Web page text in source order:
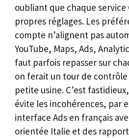
oubliant que chaque service
propres réglages. Les
compte n’alignent pas
YouTube, Maps, Ads,
faut parfois repasser sur
on ferait un tour de contrôle
petite usine. C’est
évite les incohérences, par
interface Ads en français
orientée Italie et des